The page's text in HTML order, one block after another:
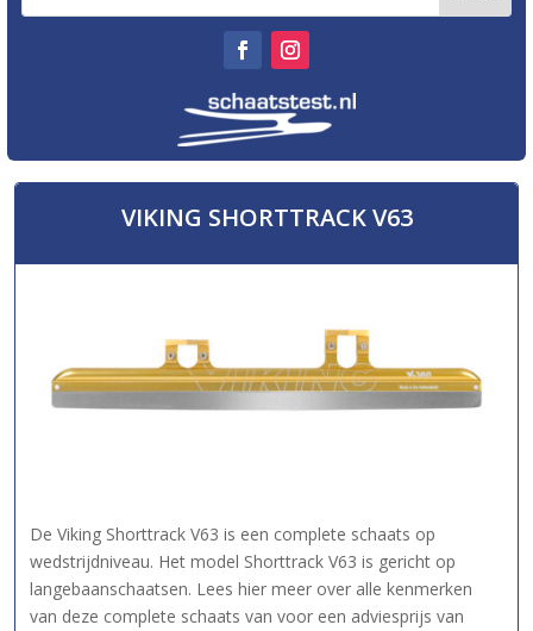
VIKING SHORTTRACK V63
De Viking Shorttrack V63 is een complete schaats op
wedstrijdniveau. Het model Shorttrack V63 is gericht op
langebaanschaatsen. Lees hier meer over alle kenmerken
van deze complete schaats van voor een adviesprijs van